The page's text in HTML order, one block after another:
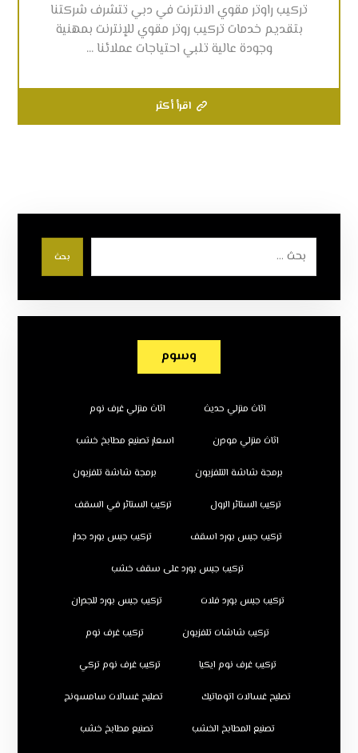
تركيب راوتر مقوي الانترنت في دبي تتشرف شركتنا
بتقديم خدمات تركيب روتر مقوي للإنترنت بمهنية
وجودة عالية تلبي احتياجات عملائنا ...
اقرأ أكثر
بحث
وسوم
اثاث منزلي حديث اثاث منزلي غرف نوم
اثاث منزلي مودرن اسعار تصنيع مطابخ خشب
برمجة شاشة التلفزيون برمجة شاشة تلفزيون
تركيب الستائر الرول تركيب الستائر في السقف
تركيب جبس بورد اسقف تركيب جبس بورد جدار
تركيب جبس بورد على سقف خشب
تركيب جبس بورد فلات تركيب جبس بورد للجدران
تركيب شاشات تلفزيون تركيب غرف نوم
تركيب غرف نوم ايكيا تركيب غرف نوم تركي
تصليح غسالات اتوماتيك تصليح غسالات سامسونج
تصنيع المطابخ الخشب تصنيع مطابخ خشب